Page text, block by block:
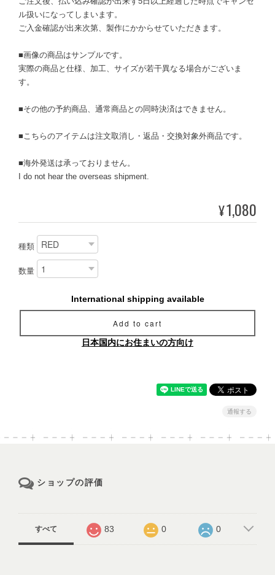
ル扱いになってしまいます。
ご入金確認が出来次第、製作にかからせていただきます。
■画像の商品はサンプルです。
実際の商品と仕様、加工、サイズが若干異なる場合がございま
す。
■その他の予約商品、通常商品との同時決済はできません。
■こちらのアイテムは注文取消し・返品・交換対象外商品です。
■海外発送は承っておりません。
I do not hear the overseas shipment.
¥1,080
種類
数量
International shipping available
Add to cart
日本国内にお住まいの方向け
通報する
ショップの評価
すべて 83 0 0